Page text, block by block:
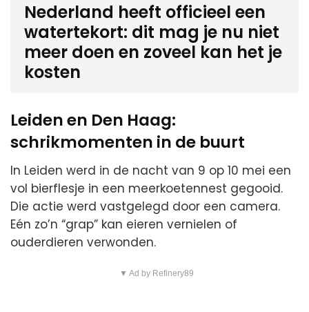
Nederland heeft officieel een
watertekort: dit mag je nu niet
meer doen en zoveel kan het je
kosten
Leiden en Den Haag:
schrikmomenten in de buurt
In Leiden werd in de nacht van 9 op 10 mei een
vol bierflesje in een meerkoetennest gegooid.
Die actie werd vastgelegd door een camera.
Eén zo’n “grap” kan eieren vernielen of
ouderdieren verwonden.
▼ Ad by Refinery89